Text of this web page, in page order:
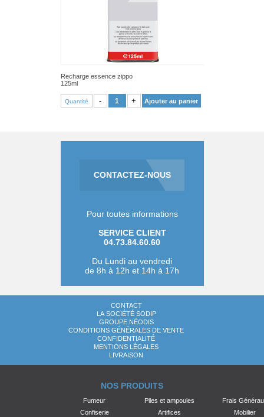
Recharge essence zippo
125ml
Quantité - + Ajouter au panier
CONTACTEZ-NOUS
Pour toutes informations
SERVICE CLIENT
04.73.84.60.60
Du Lundi au vendredi
de 8h à 12h et 14h à 17h
CONTACT
LA SOCIÉTÉ SODIP
GROUPE NÉODIS
CONDITIONS GÉNÉRALES DE VENTE
CONFIDENTIALITÉ
MENTIONS LÉGALES
LIVRAISON
NOS PRODUITS
Fumeur
Confiserie
Piles et ampoules
Artifices
Frais
Mobilier